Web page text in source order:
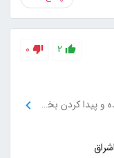
2
0
سلام سایت بسیار روان و کاربردی طراحی شده و پیدا کردن بخش‌های مختلف خیلی راحت بود.